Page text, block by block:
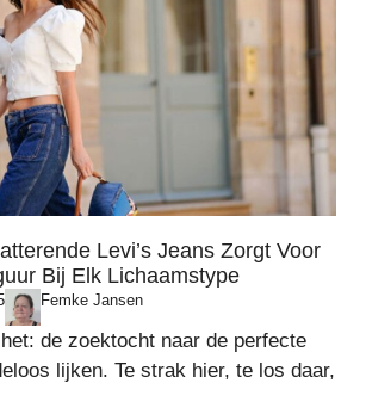
Levi’s Jeans Zorgt Voor
Bij Elk Lichaamstype
Femke Jansen
de zoektocht naar de perfecte
lijken. Te strak hier, te los daar,